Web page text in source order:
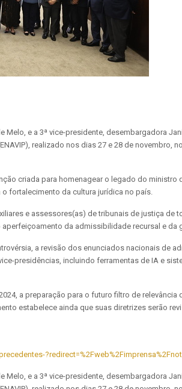
e a 3ª vice-presidente, desembargadora
realizado nos dias 27 e 28 de novembro,
criada para homenagear o legado do ministro
fortalecimento da cultura jurídica no país.
e assessores(as) de tribunais de justiça de
da admissibilidade recursal e da
a revisão dos enunciados nacionais de
presidências, incluindo ferramentas de IA e
a preparação para o futuro filtro de
estabelece ainda que suas diretrizes serão
e a 3ª vice-presidente, desembargadora